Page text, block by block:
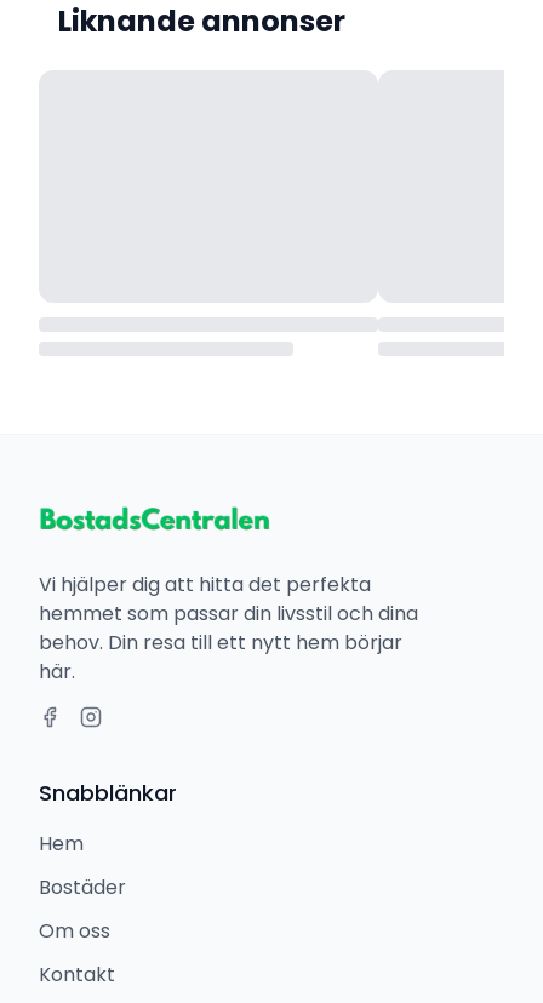
Liknande annonser
Vi hjälper dig att hitta det perfekta
hemmet som passar din livsstil och dina
behov. Din resa till ett nytt hem börjar
här.
Snabblänkar
Hem
Bostäder
Om oss
Kontakt